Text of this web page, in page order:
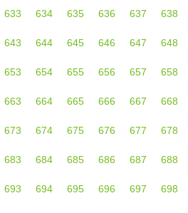
633 634 635 636 637 638
643 644 645 646 647 648
653 654 655 656 657 658
663 664 665 666 667 668
673 674 675 676 677 678
683 684 685 686 687 688
693 694 695 696 697 698